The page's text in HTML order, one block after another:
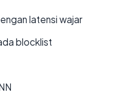
latensi wajar
blocklist